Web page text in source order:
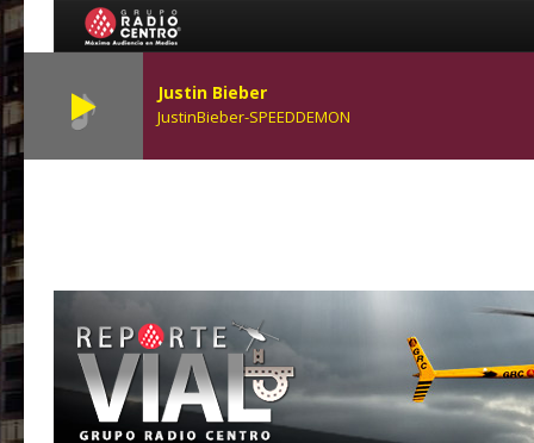
Justin Bieber
JustinBieber-SPEEDDEMON